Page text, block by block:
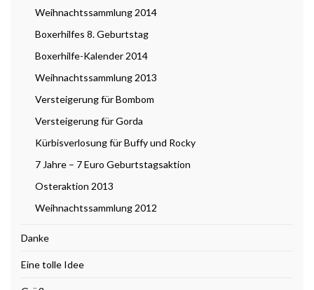
Weihnachtssammlung 2014
Boxerhilfes 8. Geburtstag
Boxerhilfe-Kalender 2014
Weihnachtssammlung 2013
Versteigerung für Bombom
Versteigerung für Gorda
Kürbisverlosung für Buffy und Rocky
7 Jahre – 7 Euro Geburtstagsaktion
Osteraktion 2013
Weihnachtssammlung 2012
Danke
Eine tolle Idee